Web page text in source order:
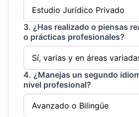
3. ¿Has realizado o piensas
o prácticas profesionales?
4. ¿Manejas un segundo
nivel profesional?